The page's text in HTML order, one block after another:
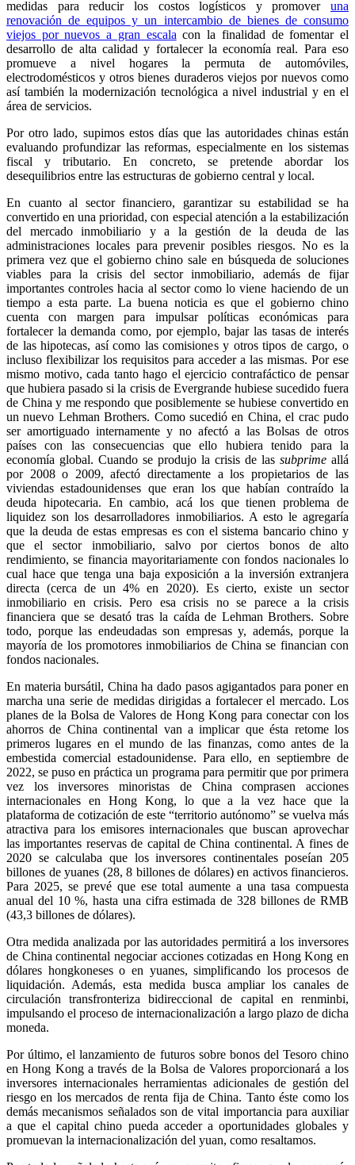
medidas para reducir los costos logísticos y promover una
renovación de equipos y un intercambio de bienes de consumo
viejos por nuevos a gran escala con la finalidad de fomentar el
desarrollo de alta calidad y fortalecer la economía real. Para eso
promueve a nivel hogares la permuta de automóviles,
electrodomésticos y otros bienes duraderos viejos por nuevos como
así también la modernización tecnológica a nivel industrial y en el
área de servicios.
Por otro lado, supimos estos días que las autoridades chinas están
evaluando profundizar las reformas, especialmente en los sistemas
fiscal y tributario. En concreto, se pretende abordar los
desequilibrios entre las estructuras de gobierno central y local.
En cuanto al sector financiero, garantizar su estabilidad se ha
convertido en una prioridad, con especial atención a la estabilización
del mercado inmobiliario y a la gestión de la deuda de las
administraciones locales para prevenir posibles riesgos. No es la
primera vez que el gobierno chino sale en búsqueda de soluciones
viables para la crisis del sector inmobiliario, además de fijar
importantes controles hacia al sector como lo viene haciendo de un
tiempo a esta parte. La buena noticia es que el gobierno chino
cuenta con margen para impulsar políticas económicas para
fortalecer la demanda como, por ejemplo, bajar las tasas de interés
de las hipotecas, así como las comisiones y otros tipos de cargo, o
incluso flexibilizar los requisitos para acceder a las mismas. Por ese
mismo motivo, cada tanto hago el ejercicio contrafáctico de pensar
que hubiera pasado si la crisis de Evergrande hubiese sucedido fuera
de China y me respondo que posiblemente se hubiese convertido en
un nuevo Lehman Brothers. Como sucedió en China, el crac pudo
ser amortiguado internamente y no afectó a las Bolsas de otros
países con las consecuencias que ello hubiera tenido para la
economía global. Cuando se produjo la crisis de las subprime allá
por 2008 o 2009, afectó directamente a los propietarios de las
viviendas estadounidenses que eran los que habían contraído la
deuda hipotecaria. En cambio, acá los que tienen problema de
liquidez son los desarrolladores inmobiliarios. A esto le agregaría
que la deuda de estas empresas es con el sistema bancario chino y
que el sector inmobiliario, salvo por ciertos bonos de alto
rendimiento, se financia mayoritariamente con fondos nacionales lo
cual hace que tenga una baja exposición a la inversión extranjera
directa (cerca de un 4% en 2020). Es cierto, existe un sector
inmobiliario en crisis. Pero esa crisis no se parece a la crisis
financiera que se desató tras la caída de Lehman Brothers. Sobre
todo, porque las endeudadas son empresas y, además, porque la
mayoría de los promotores inmobiliarios de China se financian con
fondos nacionales.
En materia bursátil, China ha dado pasos agigantados para poner en
marcha una serie de medidas dirigidas a fortalecer el mercado. Los
planes de la Bolsa de Valores de Hong Kong para conectar con los
ahorros de China continental van a implicar que ésta retome los
primeros lugares en el mundo de las finanzas, como antes de la
embestida comercial estadounidense. Para ello, en septiembre de
2022, se puso en práctica un programa para permitir que por primera
vez los inversores minoristas de China comprasen acciones
internacionales en Hong Kong, lo que a la vez hace que la
plataforma de cotización de este “territorio autónomo” se vuelva más
atractiva para los emisores internacionales que buscan aprovechar
las importantes reservas de capital de China continental. A fines de
2020 se calculaba que los inversores continentales poseían 205
billones de yuanes (28, 8 billones de dólares) en activos financieros.
Para 2025, se prevé que ese total aumente a una tasa compuesta
anual del 10 %, hasta una cifra estimada de 328 billones de RMB
(43,3 billones de dólares).
Otra medida analizada por las autoridades permitirá a los inversores
de China continental negociar acciones cotizadas en Hong Kong en
dólares hongkoneses o en yuanes, simplificando los procesos de
liquidación. Además, esta medida busca ampliar los canales de
circulación transfronteriza bidireccional de capital en renminbi,
impulsando el proceso de internacionalización a largo plazo de dicha
moneda.
Por último, el lanzamiento de futuros sobre bonos del Tesoro chino
en Hong Kong a través de la Bolsa de Valores proporcionará a los
inversores internacionales herramientas adicionales de gestión del
riesgo en los mercados de renta fija de China. Tanto éste como los
demás mecanismos señalados son de vital importancia para auxiliar
a que el capital chino pueda acceder a oportunidades globales y
promuevan la internacionalización del yuan, como resaltamos.